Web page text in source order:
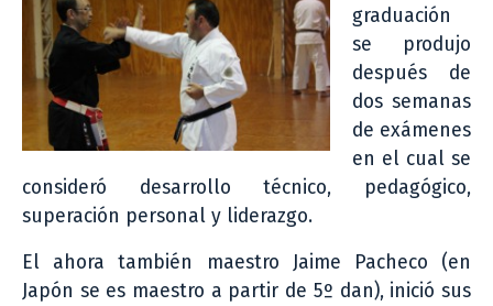
graduación
se produjo
después de
dos semanas
de exámenes
en el cual se
consideró desarrollo técnico, pedagógico,
superación personal y liderazgo.
El ahora también maestro Jaime Pacheco (en
Japón se es maestro a partir de 5º dan), inició sus